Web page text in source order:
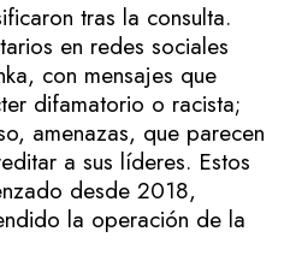
tras la consulta.
en redes sociales
con mensajes que
difamatorio o racista;
amenazas, que parecen
a sus líderes. Estos
desde 2018,
la operación de la